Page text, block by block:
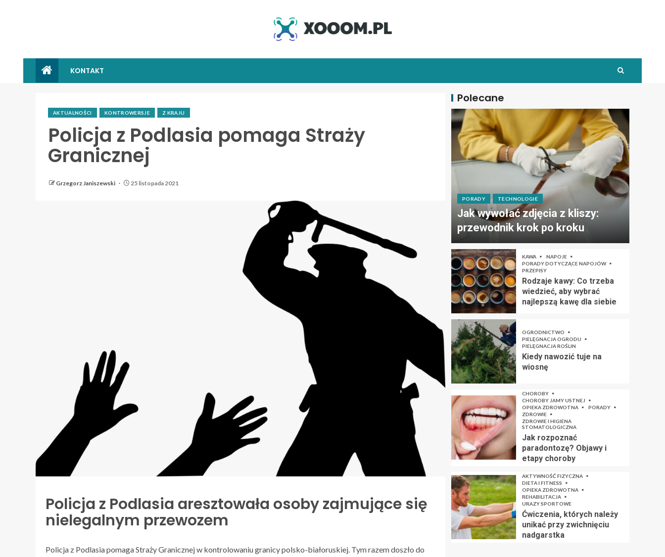
KONTAKT
AKTUALNOŚCI KONTROWERSJE Z KRAJU
Policja z Podlasia pomaga Straży
Granicznej
Grzegorz Janiszewski 25 listopada 2021
Policja z Podlasia aresztowała osoby zajmujące się
nielegalnym przewozem
Policja z Podlasia pomaga Straży Granicznej w kontrolowaniu granicy polsko-białoruskiej. Tym razem doszło do
Polecane
PORADY TECHNOLOGIE
Jak wywołać zdjęcia z kliszy:
przewodnik krok po kroku
KAWA
NAPOJE
PORADY DOTYCZĄCE NAPOJÓW
PRZEPISY
Rodzaje kawy: Co trzeba
wiedzieć, aby wybrać
najlepszą kawę dla siebie
OGRODNICTWO
PIELĘGNACJA OGRODU
PIELĘGNACJA ROŚLIN
Kiedy nawozić tuje na
wiosnę
CHOROBY
CHOROBY JAMY USTNEJ
OPIEKA ZDROWOTNA
PORADY
ZDROWIE
ZDROWIE I HIGIENA
STOMATOLOGICZNA
Jak rozpoznać
paradontozę? Objawy i
etapy choroby
AKTYWNOŚĆ FIZYCZNA
DIETA I FITNESS
OPIEKA ZDROWOTNA
REHABILITACJA
URAZY SPORTOWE
Ćwiczenia, których należy
unikać przy zwichnięciu
nadgarstka